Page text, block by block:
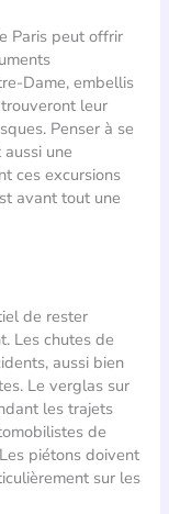
Paris peut offrir
Dame, embellis
leur
Penser à se
une
ces excursions
avant tout une
de rester
Les chutes de
aussi bien
Le verglas sur
les trajets
de
piétons doivent
sur les